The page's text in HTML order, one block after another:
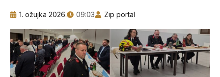
1. ožujka 2026. 09:03 Zip portal